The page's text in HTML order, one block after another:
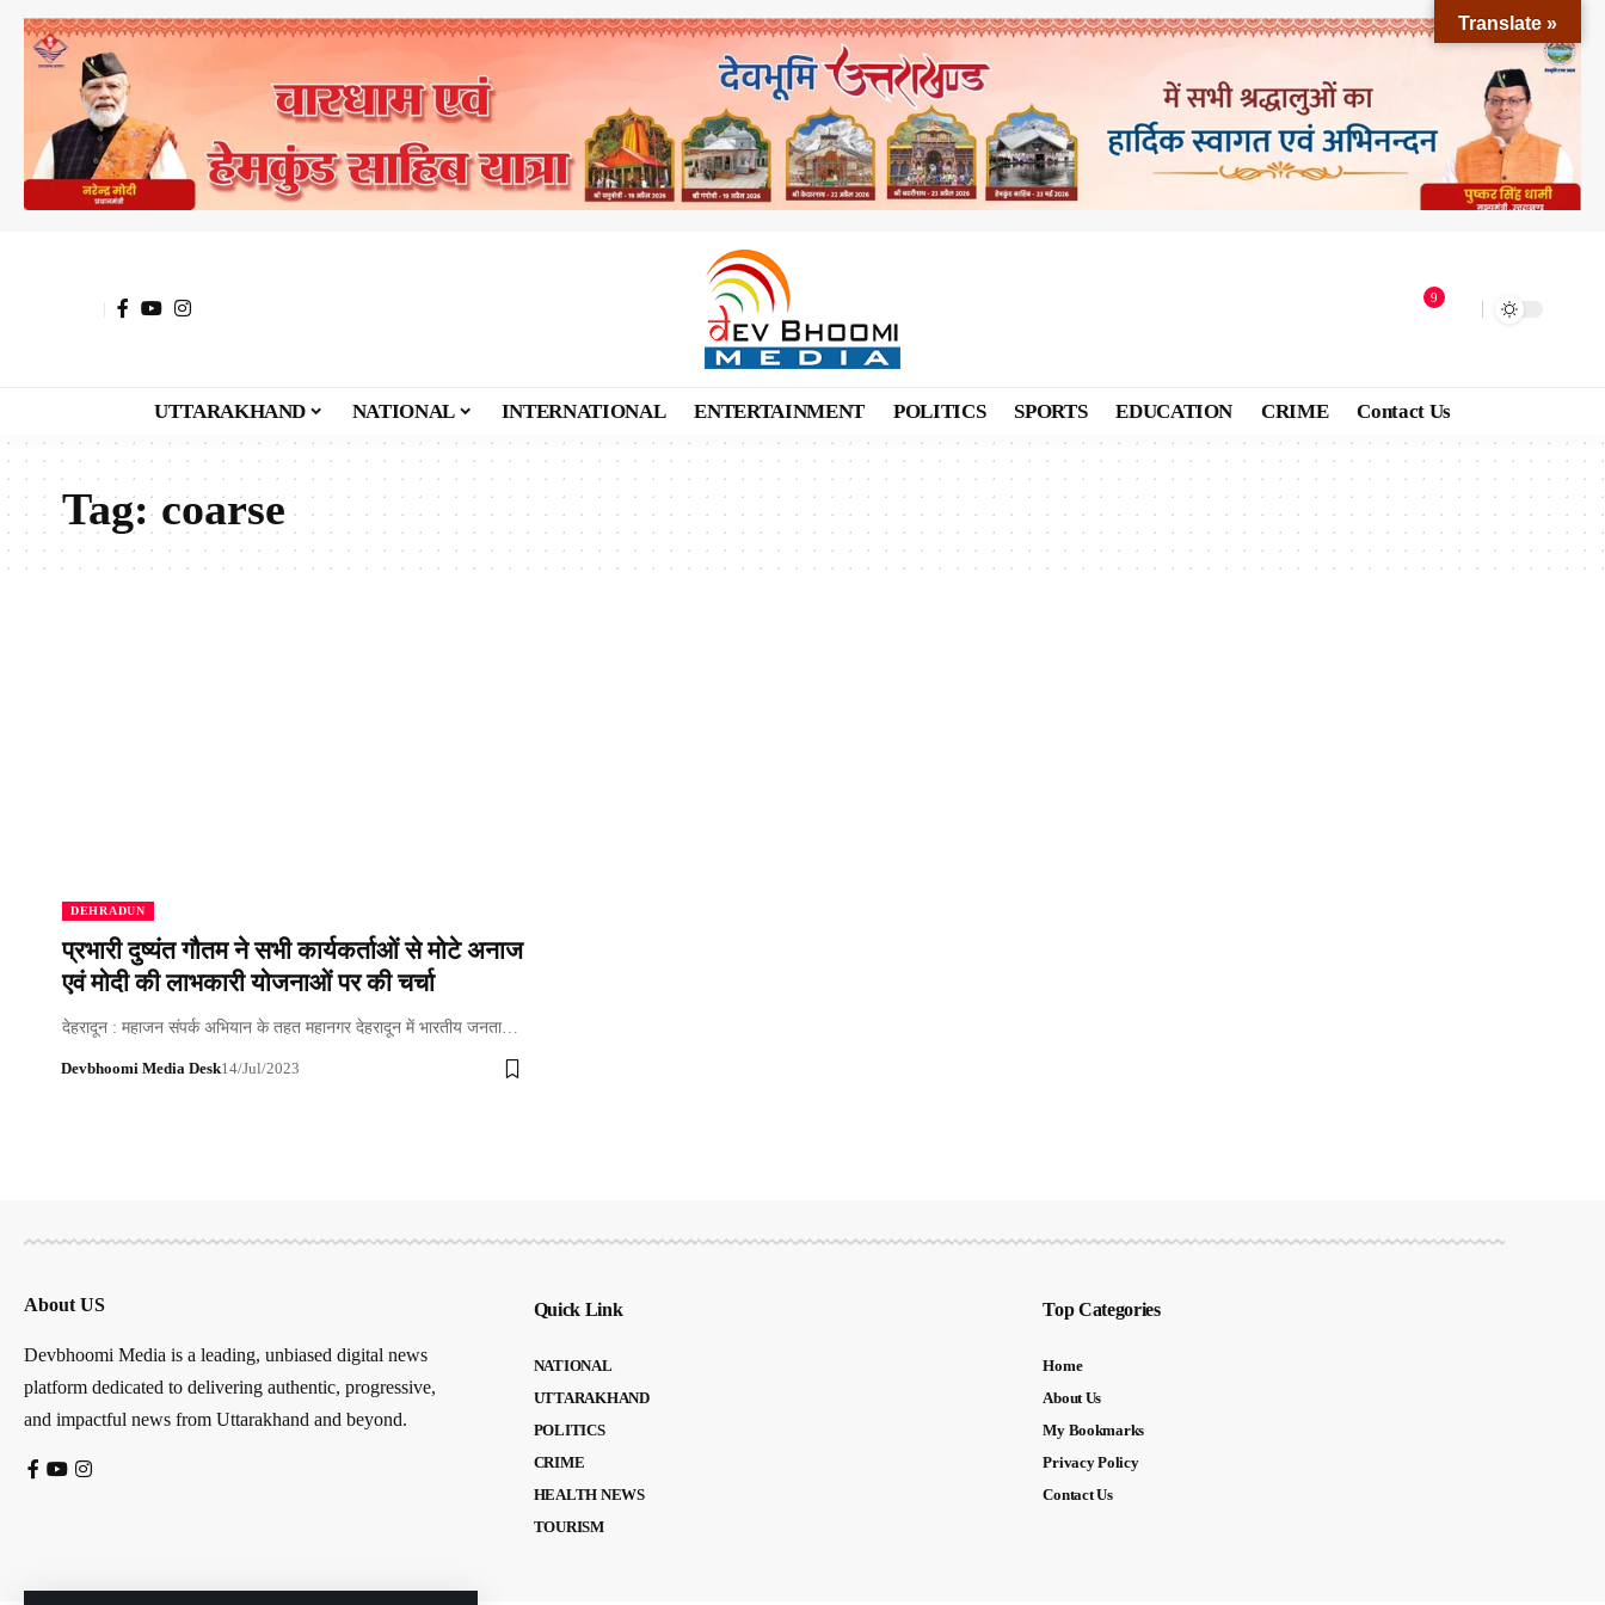
9
UTTARAKHAND NATIONAL INTERNATIONAL ENTERTAINMENT POLITICS SPORTS EDUCATION CRIME Contact Us
Tag:coarse
DEHRADUN
प्रभारी दुष्यंत गौतम ने सभी कार्यकर्ताओं से मोटे अनाज
एवं मोदी की लाभकारी योजनाओं पर की चर्चा
देहरादून : महाजन संपर्क अभियान के तहत महानगर देहरादून में भारतीय जनता…
Devbhoomi Media Desk14/Jul/2023
About US
Devbhoomi Media is a leading, unbiased digital news
platform dedicated to delivering authentic, progressive,
and impactful news from Uttarakhand and beyond.
Quick Link
NATIONAL
UTTARAKHAND
POLITICS
CRIME
HEALTH NEWS
TOURISM
Top Categories
Home
About Us
My Bookmarks
Privacy Policy
Contact Us
Translate »